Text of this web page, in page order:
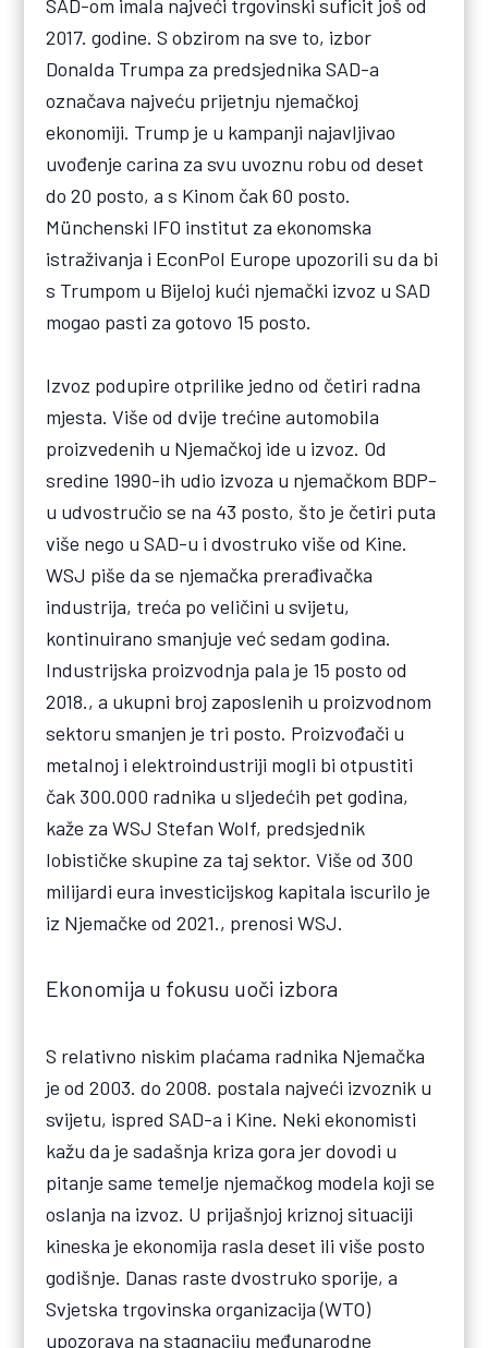
SAD-om imala najveći trgovinski suficit još od
2017. godine. S obzirom na sve to, izbor
Donalda Trumpa za predsjednika SAD-a
označava najveću prijetnju njemačkoj
ekonomiji. Trump je u kampanji najavljivao
uvođenje carina za svu uvoznu robu od deset
do 20 posto, a s Kinom čak 60 posto.
Münchenski IFO institut za ekonomska
istraživanja i EconPol Europe upozorili su da bi
s Trumpom u Bijeloj kući njemački izvoz u SAD
mogao pasti za gotovo 15 posto.
Izvoz podupire otprilike jedno od četiri radna
mjesta. Više od dvije trećine automobila
proizvedenih u Njemačkoj ide u izvoz. Od
sredine 1990-ih udio izvoza u njemačkom BDP-
u udvostručio se na 43 posto, što je četiri puta
više nego u SAD-u i dvostruko više od Kine.
WSJ piše da se njemačka prerađivačka
industrija, treća po veličini u svijetu,
kontinuirano smanjuje već sedam godina.
Industrijska proizvodnja pala je 15 posto od
2018., a ukupni broj zaposlenih u proizvodnom
sektoru smanjen je tri posto. Proizvođači u
metalnoj i elektroindustriji mogli bi otpustiti
čak 300.000 radnika u sljedećih pet godina,
kaže za WSJ Stefan Wolf, predsjednik
lobističke skupine za taj sektor. Više od 300
milijardi eura investicijskog kapitala iscurilo je
iz Njemačke od 2021., prenosi WSJ.
Ekonomija u fokusu uoči izbora
S relativno niskim plaćama radnika Njemačka
je od 2003. do 2008. postala najveći izvoznik u
svijetu, ispred SAD-a i Kine. Neki ekonomisti
kažu da je sadašnja kriza gora jer dovodi u
pitanje same temelje njemačkog modela koji se
oslanja na izvoz. U prijašnjoj kriznoj situaciji
kineska je ekonomija rasla deset ili više posto
godišnje. Danas raste dvostruko sporije, a
Svjetska trgovinska organizacija (WTO)
upozorava na stagnaciju međunarodne